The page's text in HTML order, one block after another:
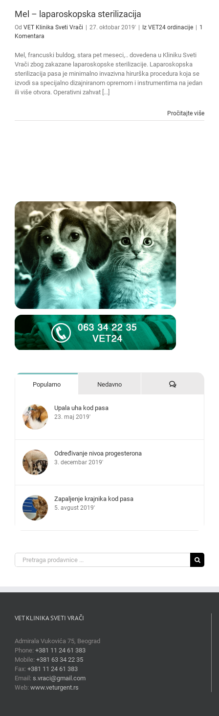
Mel – laparoskopska sterilizacija
Od VET Klinika Sveti Vrači 27. oktobar 2019' Iz VET24 ordinacije
1
Komentara
Mel, francuski buldog, stara pet meseci,.. dovedena u Kliniku Sveti
Vrači zbog zakazane laparoskopske sterilizacije. Laparoskopska
sterilizacija pasa je minimalno invazivna hirurška procedura koja se
izvodi sa specijalno dizajniranom opremom i instrumentima na jedan
ili više otvora. Operativni zahvat [...]
Pročitajte više
Popularno Nedavno Komentari
Upala uha kod pasa
23. maj 2019'
Određivanje nivoa progesterona
3. decembar 2019'
Zapaljenje krajnika kod pasa
5. avgust 2019'
Search
for:
VET KLINIKA SVETI VRAČI
Admirala Vukovića 75, Beograd
Phone: +381 11 24 61 383
Mobile: +381 63 34 22 35
Fax: +381 11 24 61 383
Email: s.vraci@gmail.com
Web: www.veturgent.rs